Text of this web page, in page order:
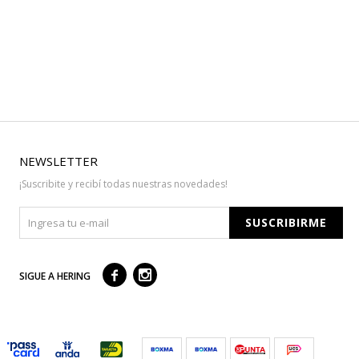
NEWSLETTER
¡Suscribite y recibí todas nuestras novedades!
SUSCRIBIRME
SIGUE A HERING  